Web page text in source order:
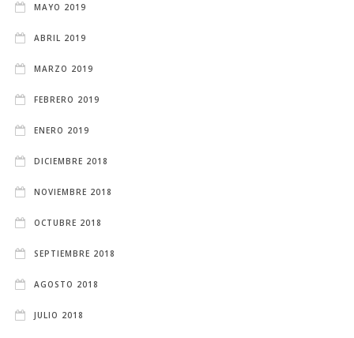
MAYO 2019
ABRIL 2019
MARZO 2019
FEBRERO 2019
ENERO 2019
DICIEMBRE 2018
NOVIEMBRE 2018
OCTUBRE 2018
SEPTIEMBRE 2018
AGOSTO 2018
JULIO 2018